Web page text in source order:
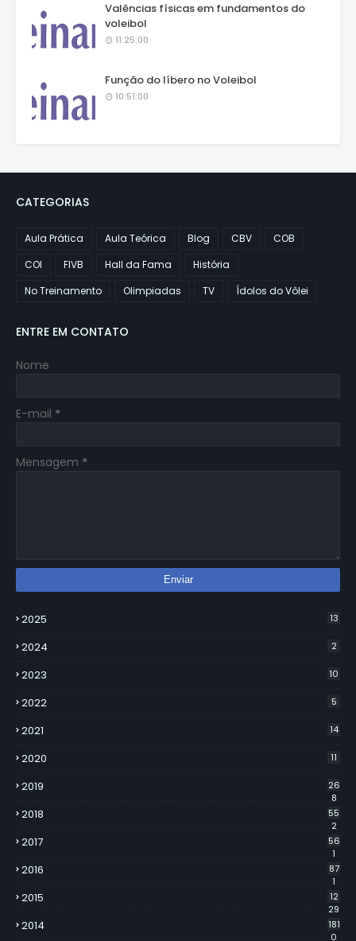
Valências físicas em fundamentos do
voleibol
11:25:00
Função do líbero no Voleibol
10:51:00
CATEGORIAS
Aula Prática Aula Teórica Blog CBV
COB
COI
FIVB Hall da Fama
História
No Treinamento
Olimpiadas TV Ídolos do Vôlei
ENTRE EM CONTATO
Nome
E-mail *
Mensagem *
2025 13
2024 2
2023 10
2022 5
2021 14
2020 11
2019
26
8
2018
55
2
2017
56
1
2016
87
1
2015
12
29
2014
181
0